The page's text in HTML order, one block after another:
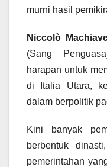
murni hasil
Niccolò
(Sang
harapan untuk
di Italia Utara,
dalam berpolitik
Kini banyak
berbentuk
pemerintahan